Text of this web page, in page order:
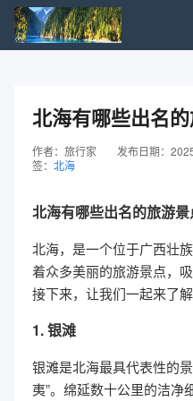
北海有哪些出名
作者：旅行家 发布日期：
签： 北海
北海有哪些出名的旅游景
北海，是一个位于广西壮
着众多美丽的旅游景点，
接下来，让我们一起来了
1. 银滩
银滩是北海最具代表性的
夷”。绵延数十公里的洁净